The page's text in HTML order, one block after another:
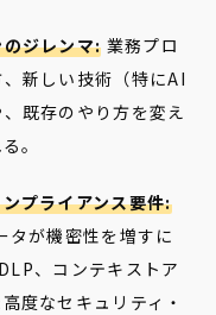
ジレンマ: 業務プロ
新しい技術（特にAI
既存のやり方を変え
。
プライアンス要件:
タが機密性を増すに
、コンテキストア
度なセキュリティ・